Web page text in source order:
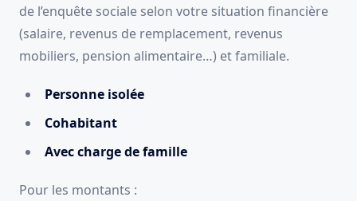
de l’enquête sociale selon votre situation financière
(salaire, revenus de remplacement, revenus
mobiliers, pension alimentaire…) et familiale.
Personne isolée
Cohabitant
Avec charge de famille
Pour les montants :